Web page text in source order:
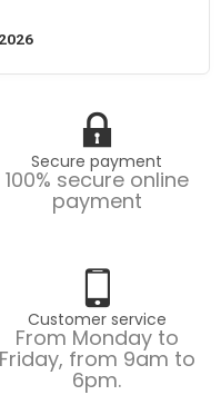
Secure payment
100% secure online
payment
Customer service
From Monday to
Friday, from 9am to
6pm.